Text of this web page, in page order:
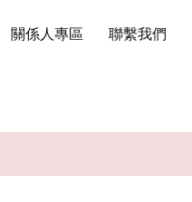
關係人專區 聯繫我們